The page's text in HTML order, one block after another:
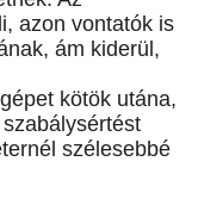
azon vontatók is
ám kiderül,
kötök utána,
szélesebbé